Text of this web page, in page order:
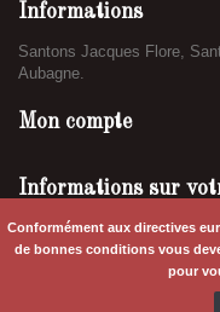
Conformément aux directives
de bonnes conditions vous
pour
Informations
Santons Jacques Flore,
Aubagne.
Mon compte
Informations sur